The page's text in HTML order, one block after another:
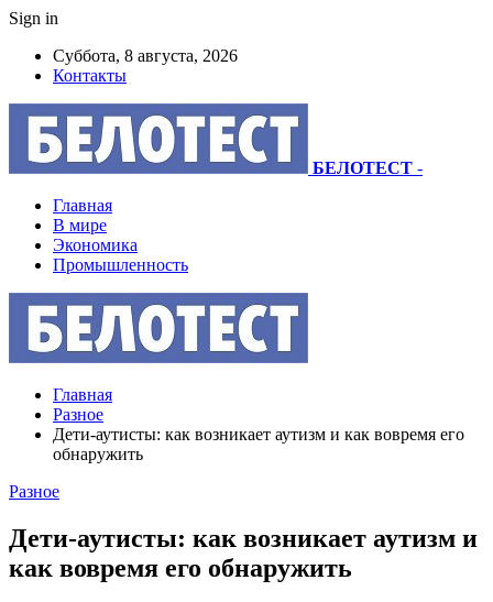
Sign in
Суббота, 8 августа, 2026
Контакты
БЕЛОТЕСТ -
Главная
В мире
Экономика
Промышленность
Главная
Разное
Дети-аутисты: как возникает аутизм и как вовремя его
обнаружить
Разное
Дети-аутисты: как возникает аутизм и
как вовремя его обнаружить